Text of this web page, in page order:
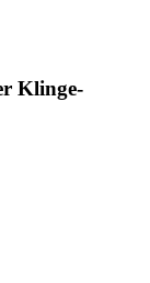
Klinge-